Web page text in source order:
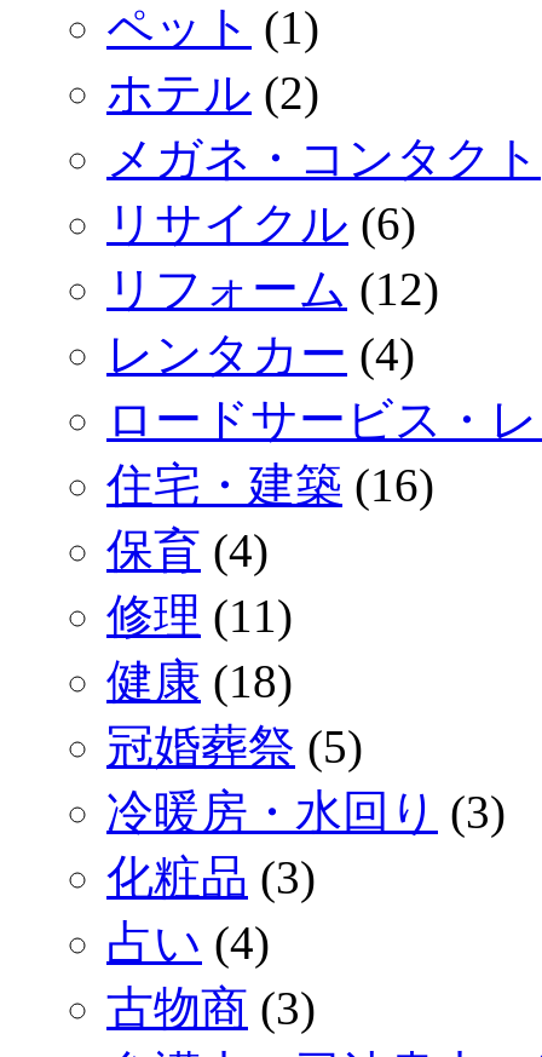
ペット (1)
ホテル (2)
メガネ・コンタクト
リサイクル (6)
リフォーム (12)
レンタカー (4)
ロードサービス・
住宅・建築 (16)
保育 (4)
修理 (11)
健康 (18)
冠婚葬祭 (5)
冷暖房・水回り (3)
化粧品 (3)
占い (4)
古物商 (3)